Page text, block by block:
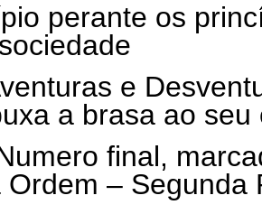
perante os
e
a brasa ao seu
final,
Ordem – Segunda